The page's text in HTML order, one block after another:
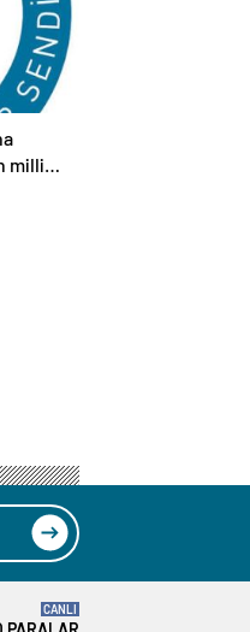
milli
CANLI